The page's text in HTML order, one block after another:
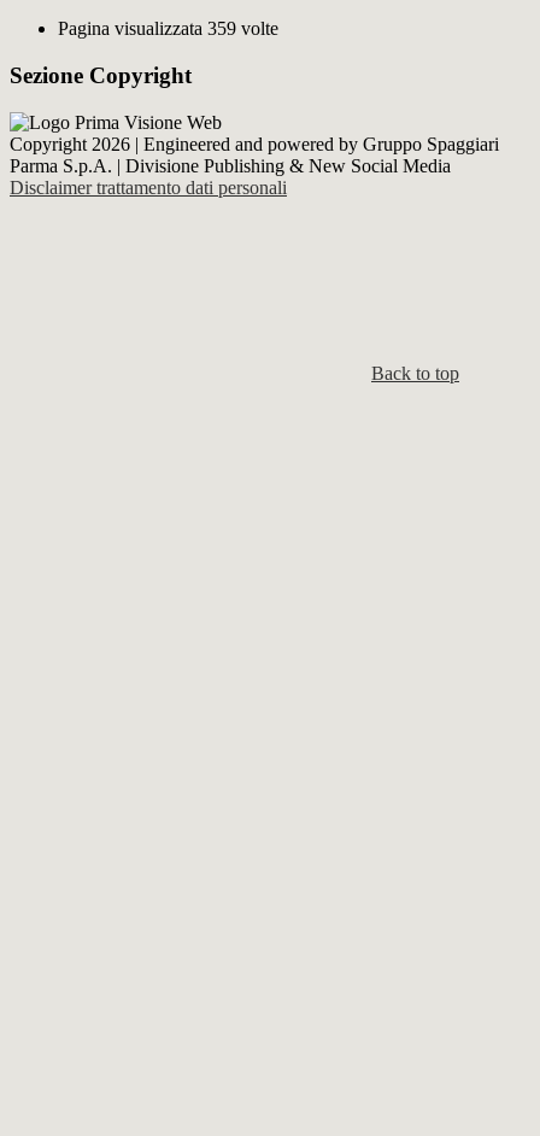
Pagina visualizzata 359 volte
Sezione Copyright
Copyright 2026 | Engineered and powered by Gruppo Spaggiari
Parma S.p.A. | Divisione Publishing & New Social Media
Disclaimer trattamento dati personali
Back to top